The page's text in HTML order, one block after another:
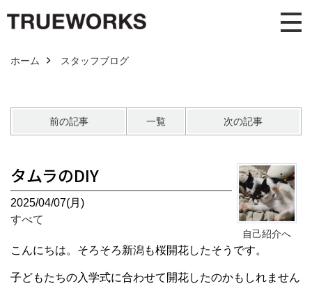
ホーム スタッフブログ
前の記事 一覧 次の記事
自己紹介へ
タムラのDIY
2025/04/07(月)
すべて
こんにちは。そろそろ新潟も桜開花したそうです。
子どもたちの入学式に合わせて開花したのかもしれません